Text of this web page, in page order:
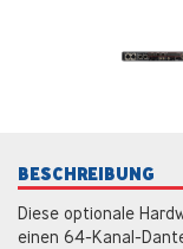
BESCHREIBUNG
Diese optionale
einen 64-Kanal-